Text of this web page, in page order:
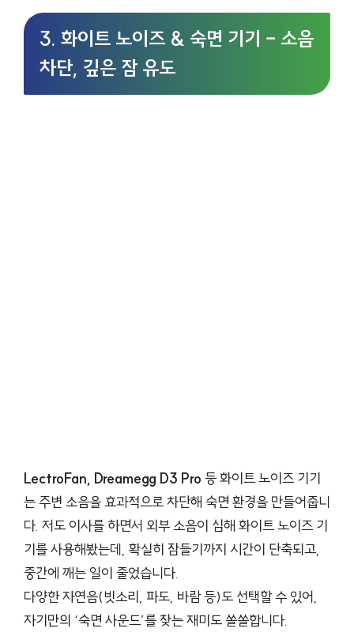
3. 화이트 노이즈 & 숙면 기기 – 소음
차단, 깊은 잠 유도
LectroFan, Dreamegg D3 Pro 등 화이트 노이즈 기기
는 주변 소음을 효과적으로 차단해 숙면 환경을 만들어줍니
다. 저도 이사를 하면서 외부 소음이 심해 화이트 노이즈 기
기를 사용해봤는데, 확실히 잠들기까지 시간이 단축되고,
중간에 깨는 일이 줄었습니다.
다양한 자연음(빗소리, 파도, 바람 등)도 선택할 수 있어,
자기만의 ‘숙면 사운드’를 찾는 재미도 쏠쏠합니다.